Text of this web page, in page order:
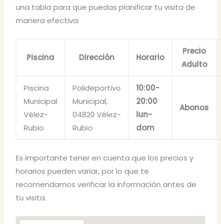
una tabla para que puedas planificar tu visita de
manera efectiva:
Piscina Dirección Horario
Precio
Adulto
Piscina
Municipal
Vélez-
Rubio
Polideportivo
Municipal,
04820 Vélez-
Rubio
10:00-
20:00
lun-
dom
Abonos
Es importante tener en cuenta que los precios y
horarios pueden variar, por lo que te
recomendamos verificar la información antes de
tu visita.